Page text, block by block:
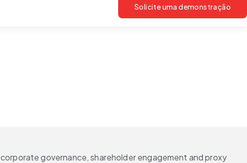
Solicite uma demonstração
governance, shareholder engagement and proxy